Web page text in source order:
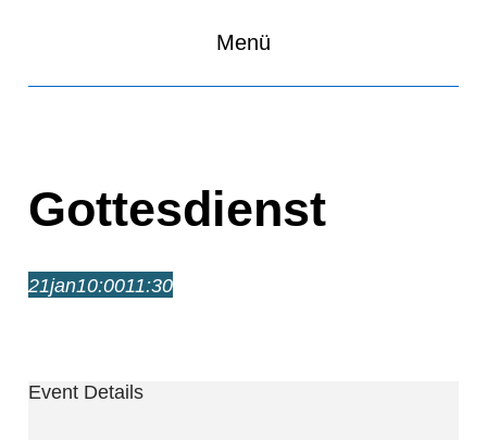
Menü
Gottesdienst
21jan10:0011:30
Event Details